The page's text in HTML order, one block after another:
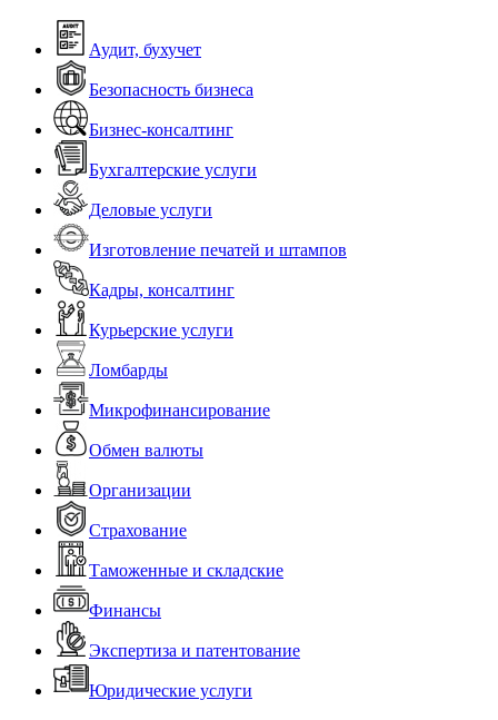
Аудит, бухучет
Безопасность бизнеса
Бизнес-консалтинг
Бухгалтерские услуги
Деловые услуги
Изготовление печатей и штампов
Кадры, консалтинг
Курьерские услуги
Ломбарды
Микрофинансирование
Обмен валюты
Организации
Страхование
Таможенные и складские
Финансы
Экспертиза и патентование
Юридические услуги